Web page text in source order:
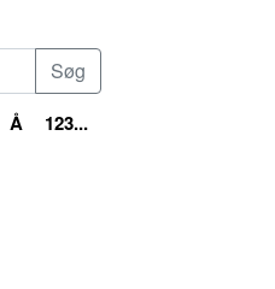
Å 123...